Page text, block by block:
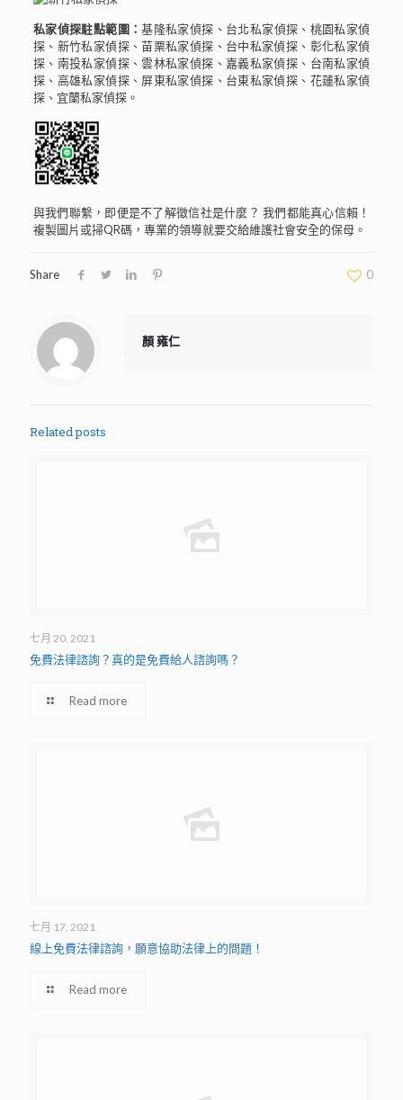
私家偵探駐點範圍：基隆私家偵探、台北私家偵探、桃園私家偵
探、新竹私家偵探、苗栗私家偵探、台中私家偵探、彰化私家偵
探、南投私家偵探、雲林私家偵探、嘉義私家偵探、台南私家偵
探、高雄私家偵探、屏東私家偵探、台東私家偵探、花蓮私家偵
探、宜蘭私家偵探。
與我們聯繫，即便是不了解徵信社是什麼？ 我們都能真心信賴！
複製圖片或掃QR碼，專業的領導就要交給維護社會安全的保母。
Share 0
顏 雍仁
Related posts
七月 20, 2021
免費法律諮詢？真的是免費給人諮詢嗎？
Read more
七月 17, 2021
線上免費法律諮詢，願意協助法律上的問題！
Read more